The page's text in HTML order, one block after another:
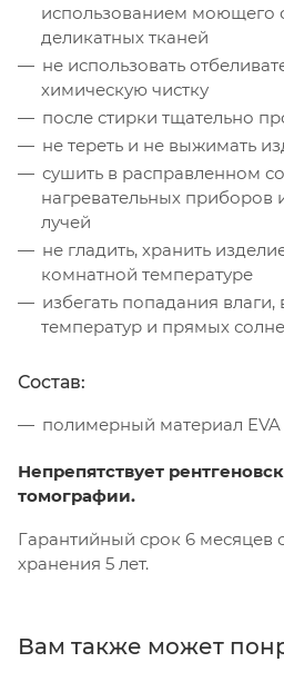
использованием моющего
деликатных тканей
не использовать
химическую чистку
после стирки тщательно
не тереть и не выжимать
сушить в расправленном
нагревательных
лучей
не гладить, хранить
комнатной температуре
избегать попадания
температур и прямых
Состав:
полимерный материал EVA
Непрепятствует
томографии.
Гарантийный срок 6 месяцев
хранения 5 лет.
Вам также может